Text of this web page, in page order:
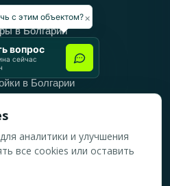
в Болгарии
Болгарии
в Болгарии
в Болгарии
время
— 18:00
×
с этим объектом?
вопрос
сейчас
аналитики и улучшения
все cookies или оставить